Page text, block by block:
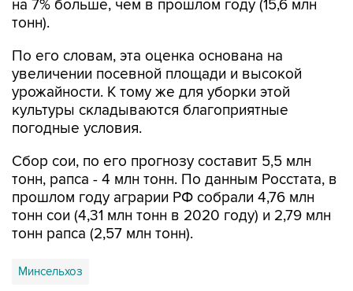
По его словам, эта оценка основана на
урожайности. К тому же для уборки этой
культуры складываются благоприятные
погодные условия.
Сбор сои, по его прогнозу составит 5,5 млн
прошлом году аграрии РФ собрали 4,76 млн
тонн сои (4,31 млн тонн в 2020 году) и 2,79 млн
тонн рапса (2,57 млн тонн).
Минсельхоз